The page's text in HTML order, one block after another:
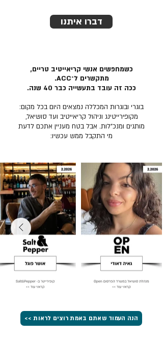
דברו איתנו
כשמחפשים אנשי קריאייטיב טריים,
מתקשרים ל־ACC.
ככה זה עובד בתעשייה כבר 40 שנה.
בוגרי ובוגרות המכללה נמצאים היום בכל מקום:
מקופירייטינג וניהול קריאייטיב ועד סושיאל,
מותגים ומנכ״לות. אבל בטח מעניין אתכם לדעת
מי התקבל ממש עכשיו:
הנה העמוד שאתם באמת רוצים לראות >>